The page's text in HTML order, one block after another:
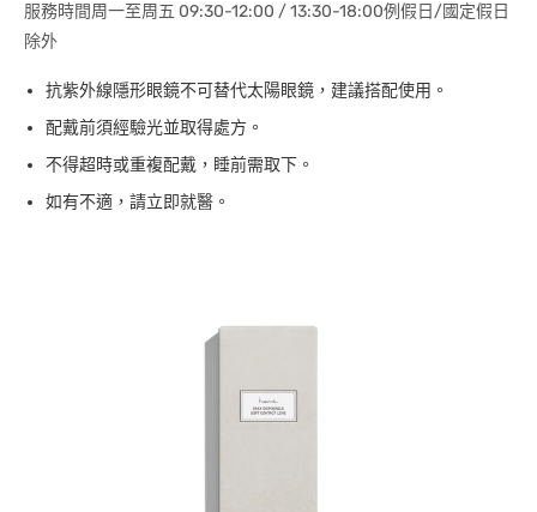
服務時間周一至周五 09:30-12:00 / 13:30-18:00例假日/國定假日
除外
抗紫外線隱形眼鏡不可替代太陽眼鏡，建議搭配使用。
配戴前須經驗光並取得處方。
不得超時或重複配戴，睡前需取下。
如有不適，請立即就醫。